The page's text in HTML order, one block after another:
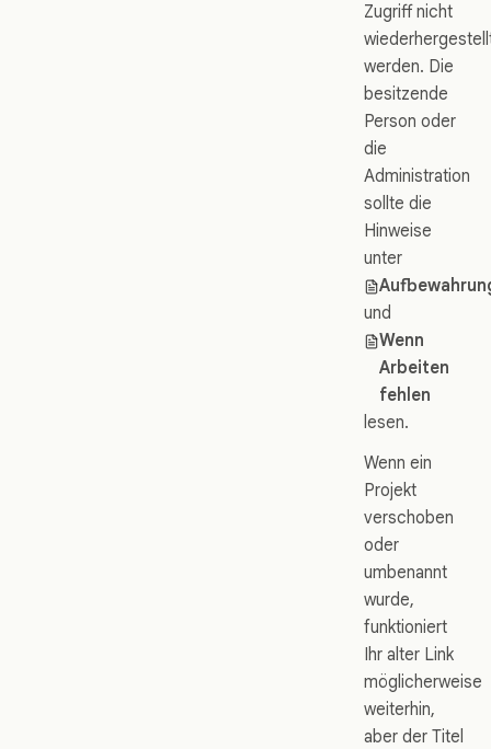
Zugriff nicht
werden. Die
besitzende
Person oder
die
Administration
sollte die
Hinweise
unter
und
Wenn
Arbeiten
fehlen
lesen.
Wenn ein
Projekt
verschoben
oder
umbenannt
wurde,
funktioniert
Ihr alter Link
möglicherweise
weiterhin,
aber der Titel